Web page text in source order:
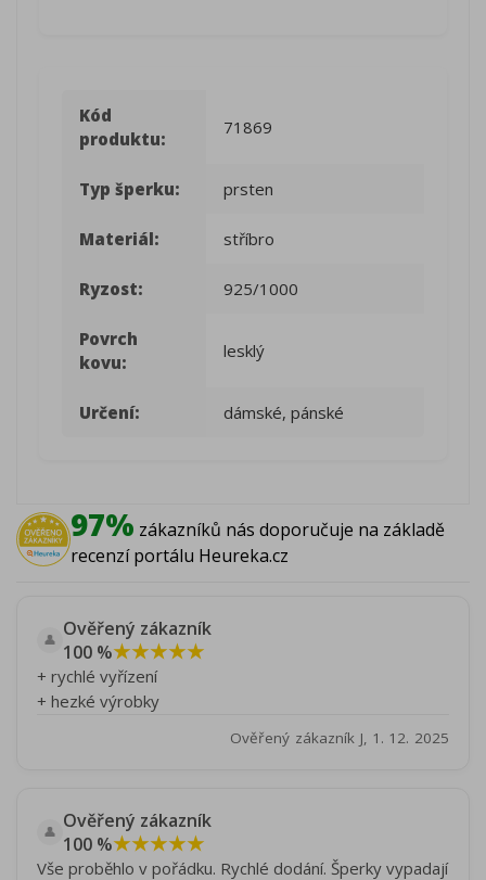
Kód
produktu:
71869
Typ šperku: prsten
Materiál: stříbro
Ryzost: 925/1000
Povrch
kovu:
lesklý
Určení: dámské, pánské
97% zákazníků nás doporučuje na základě
recenzí portálu Heureka.cz
👤 Ověřený zákazník
100 %★★★★★
+ rychlé vyřízení
+ hezké výrobky
Ověřený zákazník J, 1. 12. 2025
👤 Ověřený zákazník
100 %★★★★★
Vše proběhlo v pořádku. Rychlé dodání. Šperky vypadají